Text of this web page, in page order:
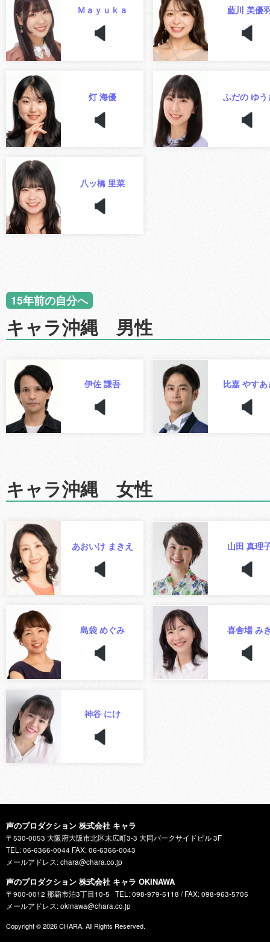
Ｍａｙｕｋａ 藍川 美優
灯 海優 ふだの ゆう
八ッ橋 里菜
15年前の自分へ
キャラ沖縄 男性
伊佐 謙吾 比嘉 やすあ
キャラ沖縄 女性
あおいけ まきえ 山田 真理
島袋 めぐみ 喜舎場 み
神谷 にけ
声のプロダクション 株式会社 キャラ
〒530-0053 大阪府大阪市北区末広町3-3 大同パークサイドビル 3F
TEL: 06-6366-0044 FAX: 06-6366-0043
メールアドレス: chara@chara.co.jp
声のプロダクション 株式会社 キャラ OKINAWA
〒900-0012 那覇市泊3丁目10-5
TEL: 098-979-5118 / FAX: 098-963-5705
メールアドレス: okinawa@chara.co.jp
Copyright © 2026CHARA. All Rights Reserved.